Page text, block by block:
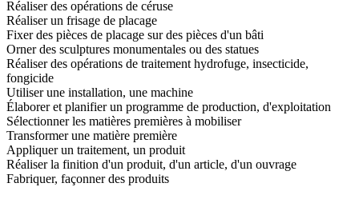
Réaliser des opérations de céruse
Réaliser un frisage de placage
Fixer des pièces de placage sur des pièces d'un bâti
Orner des sculptures monumentales ou des statues
Réaliser des opérations de traitement hydrofuge, insecticide,
fongicide
Utiliser une installation, une machine
Élaborer et planifier un programme de production, d'exploitation
Sélectionner les matières premières à mobiliser
Transformer une matière première
Appliquer un traitement, un produit
Réaliser la finition d'un produit, d'un article, d'un ouvrage
Fabriquer, façonner des produits